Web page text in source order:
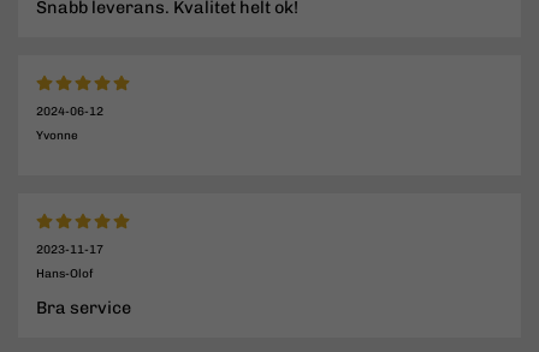
Snabb leverans. Kvalitet helt ok!
2024-06-12
Yvonne
2023-11-17
Hans-Olof
Bra service